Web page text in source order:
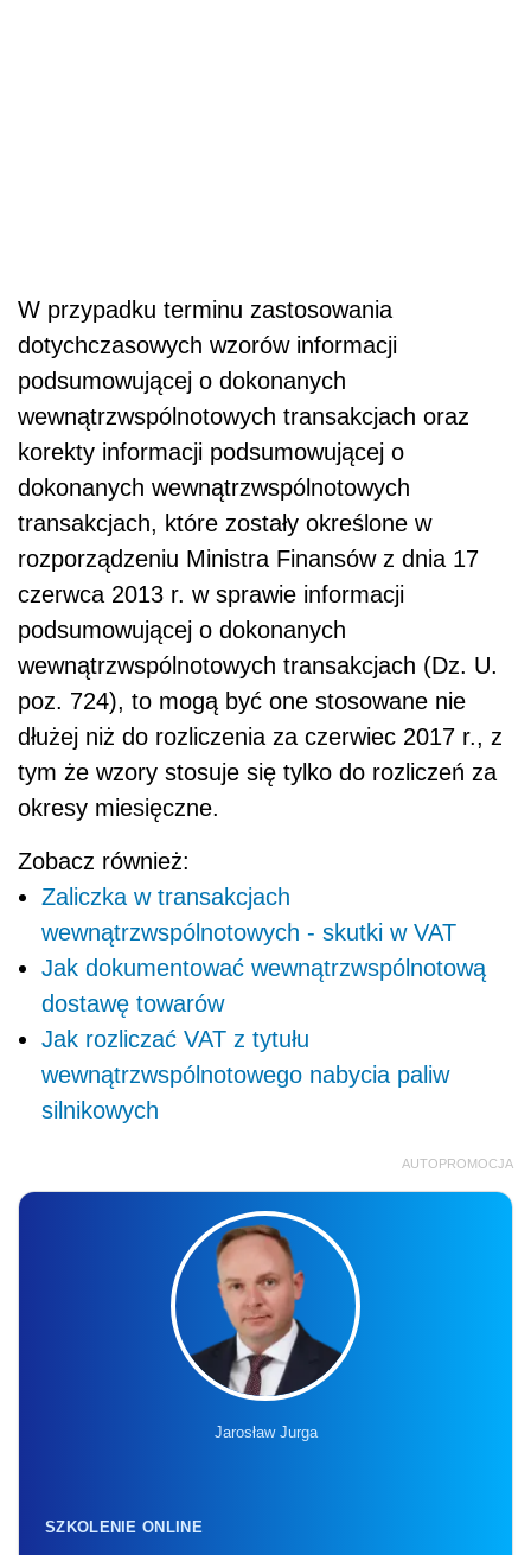
W przypadku terminu zastosowania
dotychczasowych wzorów informacji
podsumowującej o dokonanych
wewnątrzwspólnotowych transakcjach oraz
korekty informacji podsumowującej o
dokonanych wewnątrzwspólnotowych
transakcjach, które zostały określone w
rozporządzeniu Ministra Finansów z dnia 17
czerwca 2013 r. w sprawie informacji
podsumowującej o dokonanych
wewnątrzwspólnotowych transakcjach (Dz. U.
poz. 724), to mogą być one stosowane nie
dłużej niż do rozliczenia za czerwiec 2017 r., z
tym że wzory stosuje się tylko do rozliczeń za
okresy miesięczne.
Zobacz również:
Zaliczka w transakcjach
wewnątrzwspólnotowych - skutki w VAT
Jak dokumentować wewnątrzwspólnotową
dostawę towarów
Jak rozliczać VAT z tytułu
wewnątrzwspólnotowego nabycia paliw
silnikowych
AUTOPROMOCJA
Jarosław Jurga
SZKOLENIE ONLINE